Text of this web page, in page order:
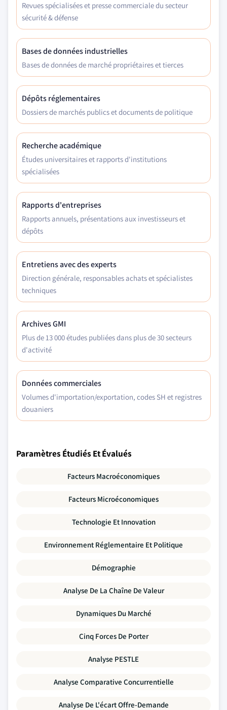
Revues spécialisées et presse commerciale du secteur
sécurité & défense
Bases de données industrielles
Bases de données de marché propriétaires et tierces
Dépôts réglementaires
Dossiers de marchés publics et documents de politique
Recherche académique
Études universitaires et rapports d'institutions
spécialisées
Rapports d'entreprises
Rapports annuels, présentations aux investisseurs et
dépôts
Entretiens avec des experts
Direction générale, responsables achats et spécialistes
techniques
Archives GMI
Plus de 13 000 études publiées dans plus de 30 secteurs
d'activité
Données commerciales
Volumes d'importation/exportation, codes SH et registres
douaniers
Paramètres Étudiés Et Évalués
Facteurs Macroéconomiques
Facteurs Microéconomiques
Technologie Et Innovation
Environnement Réglementaire Et Politique
Démographie
Analyse De La Chaîne De Valeur
Dynamiques Du Marché
Cinq Forces De Porter
Analyse PESTLE
Analyse Comparative Concurrentielle
Analyse De L'écart Offre-Demande